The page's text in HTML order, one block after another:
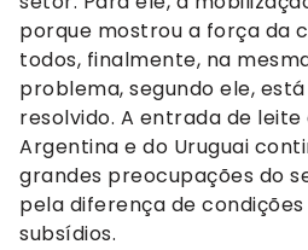
porque mostrou a força da
todos, finalmente, na
problema, segundo ele,
resolvido. A entrada de
Argentina e do Uruguai
grandes preocupações do
pela diferença de
subsídios.